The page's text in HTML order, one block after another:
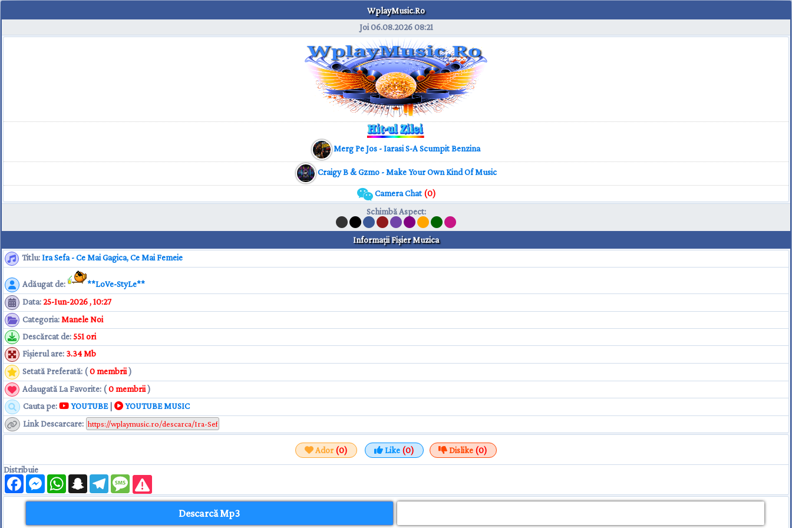
WplayMusic.Ro
Joi 06.08.202608:21
Merg Pe Jos - Iarasi S-A Scumpit Benzina
Craigy B & Gzmo - Make Your Own Kind Of Music
Camera Chat(0)
Schimbă Aspect:
Informaţii Fişier Muzica
Titlu: Ira Sefa - Ce Mai Gagica, Ce Mai Femeie
Adăugat de:
**LoVe-StyLe**
Data:25-Iun-2026 , 10:27
Categoria: Manele Noi
Descărcat de:551 ori
Fişierul are: 3.34 Mb
Setată Preferată: (0 membrii )
Adaugată La Favorite: (0 membrii)
Cauta pe:
YOUTUBE|
YOUTUBE MUSIC
Link Descarcare:
Ador(0) Like (0) Dislike (0)
Distribuie
FacebookMessengerWhatsAppSnapchatTelegramMessage
Descarcă Mp3